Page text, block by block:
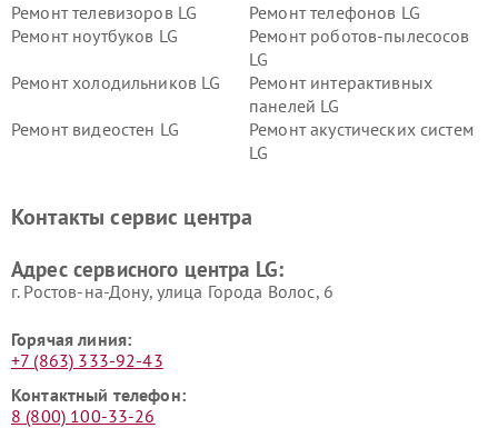
Ремонт телевизоров LG
Ремонт телефонов LG
Ремонт ноутбуков LG
Ремонт роботов-пылесосов
LG
Ремонт холодильников LG
Ремонт интерактивных
панелей LG
Ремонт видеостен LG
Ремонт акустических систем
LG
Ремонт морозильных камер
Ремонт вертикальных
Контакты сервис центра
Адрес сервисного центра LG:
г. Ростов-на-Дону, улица Города Волос, 6
Горячая линия:
+7 (863) 333-92-43
Контактный телефон:
8 (800) 100-33-26